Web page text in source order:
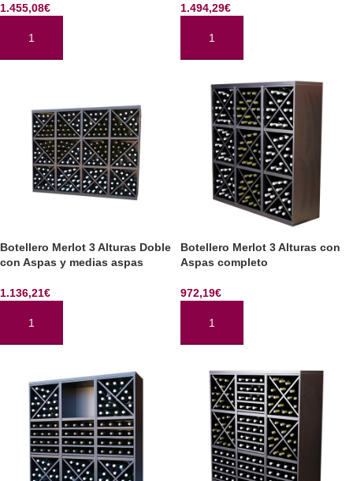
1.455,08€
AÑADIR AL CARRITO
1.494,29€
AÑADIR AL CARRITO
Botellero Merlot 3 Alturas Doble
con Aspas y medias aspas
1.136,21€
AÑADIR AL CARRITO
Botellero Merlot 3 Alturas con
Aspas completo
972,19€
AÑADIR AL CARRITO